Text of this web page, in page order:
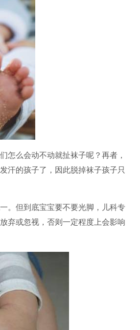
怎么会动不动就扯袜子呢？再者，
汗的孩子了，因此脱掉袜子孩子只
。但到底宝宝要不要光脚，儿科专
弃或忽视，否则一定程度上会影响